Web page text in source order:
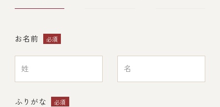
ご結婚式 1.5次会・
二次会
レストラン
オンライン通販
お名前 必須
ふりがな 必須